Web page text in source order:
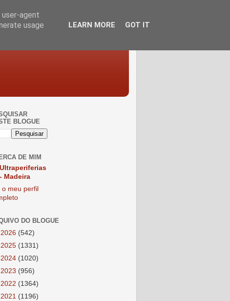
BLOGUE
DE MIM
Ultraperiferias
- Madeira
o meu perfil
DO BLOGUE
2026 (542)
2025 (1331)
2024 (1020)
2023 (956)
2022 (1364)
2021 (1196)
agent
usage
LEARN MORE GOT IT